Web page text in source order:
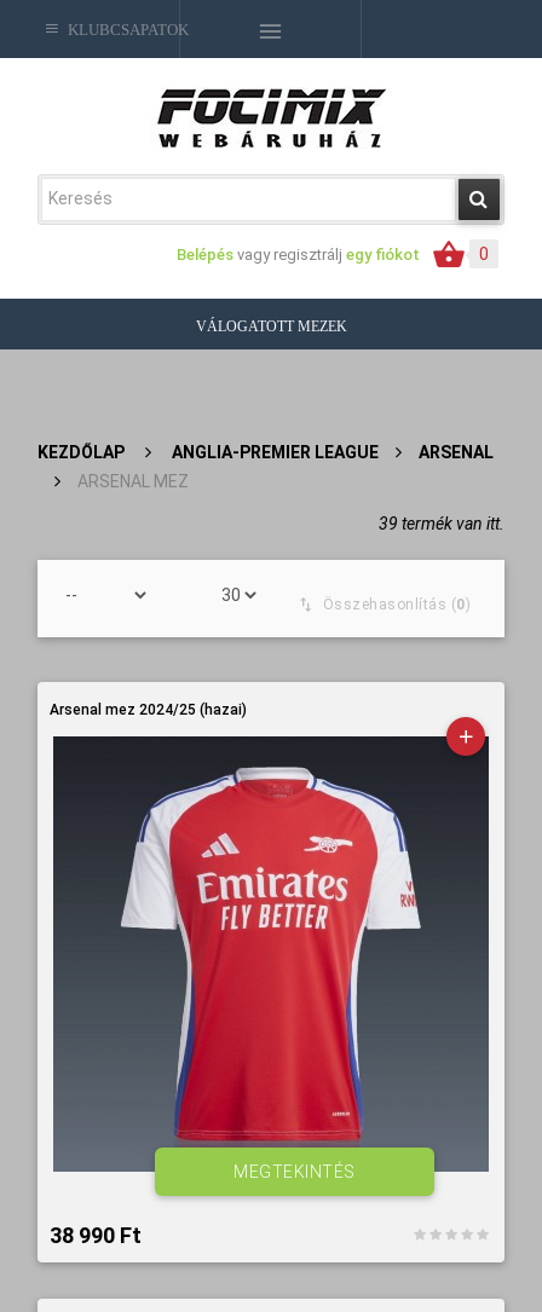
0
Belépés vagy regisztrálj egy fiókot
KLUBCSAPATOK
VÁLOGATOTT MEZEK
KEZDŐLAP > ANGLIA-PREMIER LEAGUE >
ARSENAL
>
ARSENAL MEZ
39 termék van itt.
Összehasonlítás (0)
Arsenal mez 2024/25 (hazai)
38 990 Ft‎
MEGTEKINTÉS